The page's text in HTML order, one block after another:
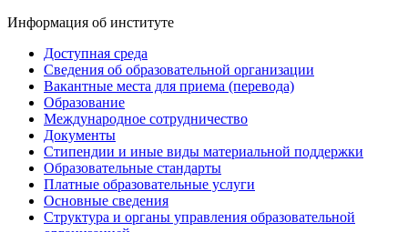
Информация об институте
Доступная среда
Сведения об образовательной организации
Вакантные места для приема (перевода)
Образование
Международное сотрудничество
Документы
Стипендии и иные виды материальной поддержки
Образовательные стандарты
Платные образовательные услуги
Основные сведения
Структура и органы управления образовательной